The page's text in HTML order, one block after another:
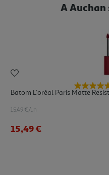
A Auchan
Batom L'oréal Paris Matte
15.49 €/un
15,49 €